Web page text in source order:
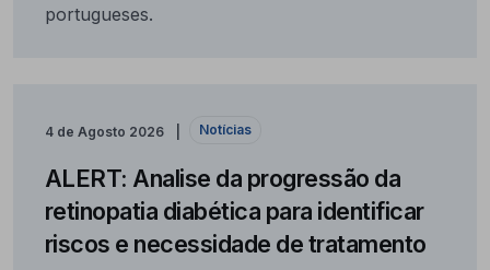
portugueses.
4 de Agosto 2026 Notícias
ALERT: Analise da progressão da
retinopatia diabética para identificar
riscos e necessidade de tratamento